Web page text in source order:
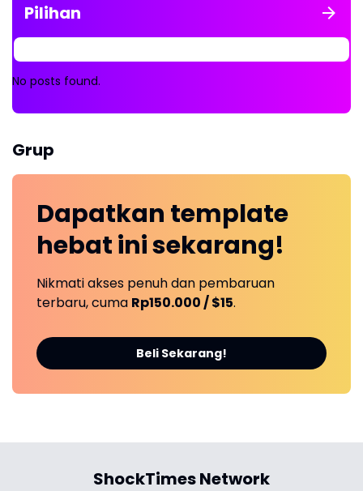
Pilihan
No posts found.
Grup
Dapatkan template
hebat inisekarang!
Nikmati akses penuh dan pembaruan
terbaru, cuma Rp150.000 / $15.
Beli Sekarang!
ShockTimes Network